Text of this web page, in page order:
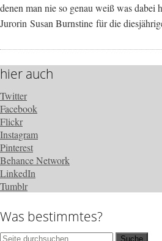
denen man nie so genau weiß was dabei
Jurorin Susan Burnstine für die
hier auch
Twitter
Facebook
Flickr
Instagram
Pinterest
Behance Network
LinkedIn
Tumblr
Was bestimmtes?